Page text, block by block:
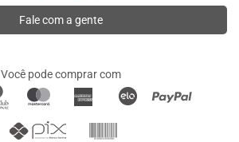
Fale com a gente
Você pode comprar com